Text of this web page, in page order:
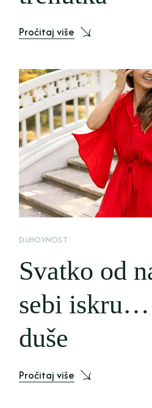
Pročitaj više
DUHOVNOST
Svatko od
sebi
duše
Pročitaj više